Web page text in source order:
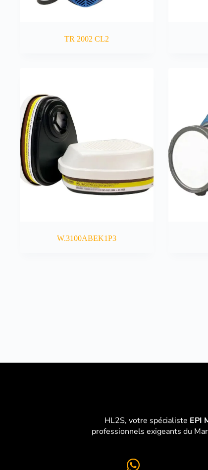
TR 2002 CL2
W.3100ABEK1P3
HL2S, votre spécialiste EPI
professionnels exigeants du